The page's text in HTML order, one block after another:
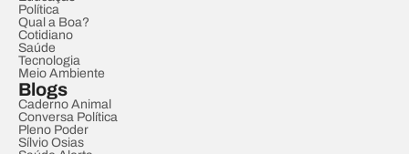
Política
Qual a Boa?
Cotidiano
Saúde
Tecnologia
Meio Ambiente
Blogs
Caderno Animal
Conversa Política
Pleno Poder
Sílvio Osias